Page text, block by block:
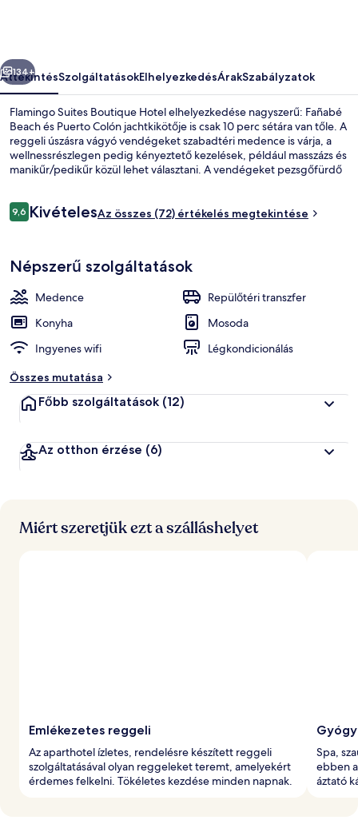
Következő
134+
ÁttekintésSzolgáltatásokElhelyezkedésÁrakSzabályzatok
Flamingo Suites Boutique Hotel elhelyezkedése nagyszerű: Fañabé
Beach és Puerto Colón jachtkikötője is csak 10 perc sétára van tőle. A
reggeli úszásra vágyó vendégeket szabadtéri medence is várja, a
wellnessrészlegen pedig kényeztető kezelések, például masszázs és
manikűr/pedikűr közül lehet választani. A vendégeket pezsgőfürdő
Értékelések
9,69,6 ennyiből: 10
KivételesAz összes (72) értékelés megtekintése
Népszerű szolgáltatások
Medence
Repülőtéri transzfer
Konyha
Mosoda
Ingyenes wifi
Légkondicionálás
Összes mutatása
Főbb szolgáltatások (12)
Az otthon érzése (6)
Miért szeretjük ezt a szálláshelyet
Emlékezetes reggeli
Az aparthotel ízletes, rendelésre készített reggeli
szolgáltatásával olyan reggeleket teremt, amelyekért
érdemes felkelni. Tökéletes kezdése minden napnak.
Spa,
ebben
áztató